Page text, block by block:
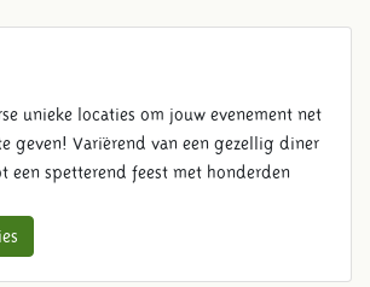
unieke locaties om jouw evenement net
geven! Variërend van een gezellig diner
een spetterend feest met honderden